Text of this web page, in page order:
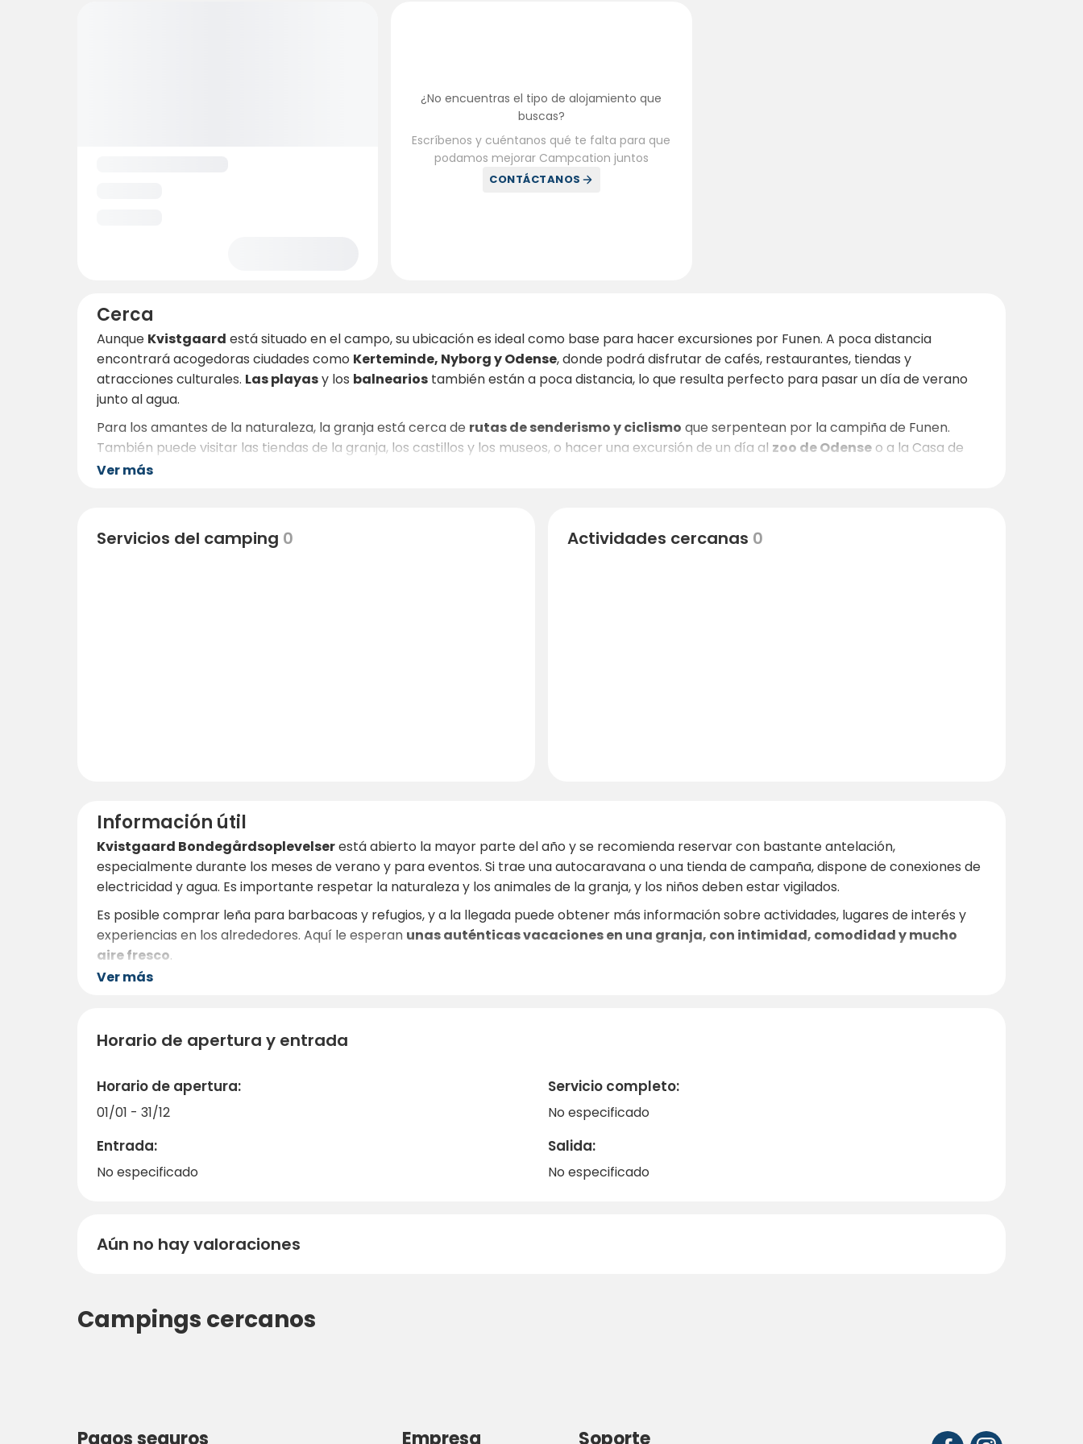
¿No encuentras el tipo de alojamiento que
buscas?
Escríbenos y cuéntanos qué te falta para que
podamos mejorar Campcation juntos
CONTÁCTANOS
Cerca
Aunque Kvistgaard está situado en el campo, su ubicación es ideal como base para hacer excursiones por Funen. A poca distancia
encontrará acogedoras ciudades como Kerteminde, Nyborg y Odense, donde podrá disfrutar de cafés, restaurantes, tiendas y
atracciones culturales. Las playasy los balnearios también están a poca distancia, lo que resulta perfecto para pasar un día de verano
junto al agua.
Para los amantes de la naturaleza, la granja está cerca de rutas de senderismo y ciclismo que serpentean por la campiña de Funen.
También puede visitar las tiendas de la granja, los castillos y los museos, o hacer una excursión de un día al zoo de Odense o a la Casa de
H.C. Andersen. Andersen. Tanto si busca relax como aventura, en la zona encontrará algo para toda la familia.
Ver más
Servicios del camping 0 Actividades cercanas 0
Información útil
Kvistgaard Bondegårdsoplevelserestá abierto la mayor parte del año y se recomienda reservar con bastante antelación,
especialmente durante los meses de verano y para eventos. Si trae una autocaravana o una tienda de campaña, dispone de conexiones de
electricidad y agua. Es importante respetar la naturaleza y los animales de la granja, y los niños deben estar vigilados.
Es posible comprar leña para barbacoas y refugios, y a la llegada puede obtener más información sobre actividades, lugares de interés y
experiencias en los alrededores. Aquí le esperan unas auténticas vacaciones en una granja, con intimidad, comodidad y mucho
aire fresco.
Ver más
Horario de apertura y entrada
Horario de apertura:
01/01 - 31/12
Servicio completo:
No especificado
Entrada:
No especificado
Salida:
No especificado
Aún no hay valoraciones
Campings cercanos
Pagos seguros Empresa Soporte